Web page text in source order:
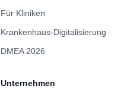
Für Kliniken
Krankenhaus-Digitalisierung
DMEA 2026
Unternehmen